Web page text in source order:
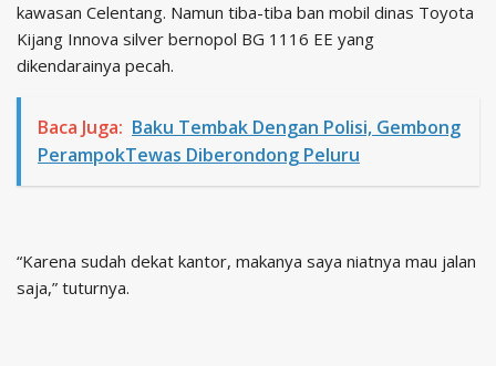
kawasan Celentang. Namun tiba-tiba ban mobil dinas Toyota
Kijang Innova silver bernopol BG 1116 EE yang
dikendarainya pecah.
Baca Juga: Baku Tembak Dengan Polisi, Gembong
PerampokTewas Diberondong Peluru
“Karena sudah dekat kantor, makanya saya niatnya mau jalan
saja,” tuturnya.